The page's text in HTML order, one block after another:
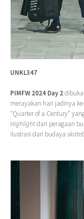
UNKL347
PIMFW 2024 Day 2
merayakan hari jadinya
“Quarter of a Century”
Highlightdari peragaan
ilustrasi dari budaya